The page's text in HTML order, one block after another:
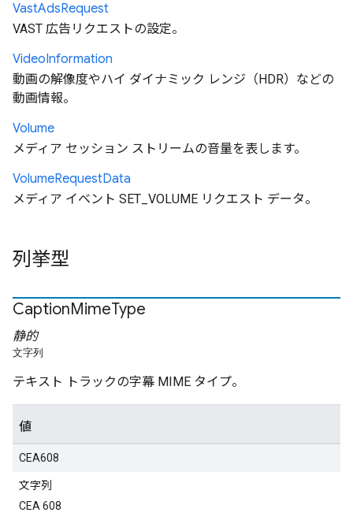
VastAdsRequest
VAST 広告リクエストの設定。
VideoInformation
動画の解像度やハイ ダイナミック レンジ（HDR）などの
動画情報。
Volume
メディア セッション ストリームの音量を表します。
VolumeRequestData
メディア イベント SET_VOLUME リクエスト データ。
列挙型
CaptionMimeType
静的
文字列
テキスト トラックの字幕 MIME タイプ。
値
CEA608
文字列
CEA 608